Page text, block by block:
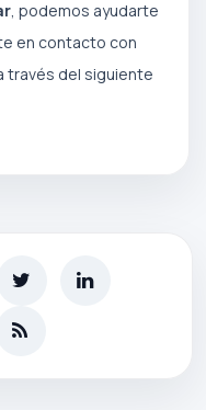
, podemos ayudarte
en contacto con
través del siguiente